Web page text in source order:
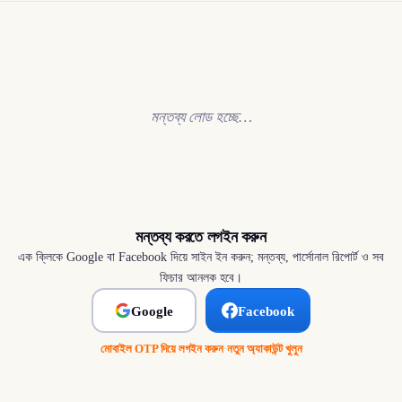
মন্তব্য লোড হচ্ছে…
মন্তব্য করতে লগইন করুন
এক ক্লিকে Google বা Facebook দিয়ে সাইন ইন করুন; মন্তব্য, পার্সোনাল রিপোর্ট ও সব
ফিচার আনলক হবে।
Google Facebook
মোবাইল OTP দিয়ে লগইন করুন·নতুন অ্যাকাউন্ট খুলুন